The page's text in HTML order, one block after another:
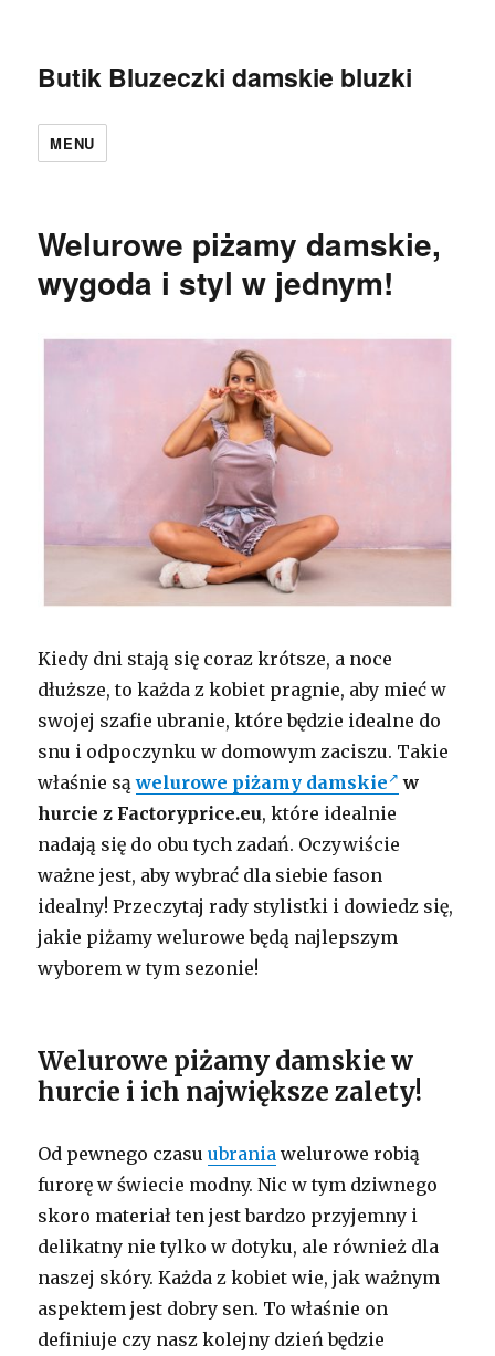
Butik Bluzeczki damskie bluzki
MENU
Welurowe piżamy damskie,
wygoda i styl w jednym!
Kiedy dni stają się coraz krótsze, a noce
dłuższe, to każda z kobiet pragnie, aby mieć w
swojej szafie ubranie, które będzie idealne do
snu i odpoczynku w domowym zaciszu. Takie
właśnie sąwelurowe piżamy damskie
w
hurcie z Factoryprice.eu, które idealnie
nadają się do obu tych zadań. Oczywiście
ważne jest, aby wybrać dla siebie fason
idealny! Przeczytaj rady stylistki i dowiedz się,
jakie piżamy welurowe będą najlepszym
wyborem w tym sezonie!
Welurowe piżamy damskie w
hurcie i ich największe zalety!
Od pewnego czasuubrania welurowe robią
furorę w świecie modny. Nic w tym dziwnego
skoro materiał ten jest bardzo przyjemny i
delikatny nie tylko w dotyku, ale również dla
naszej skóry. Każda z kobiet wie, jak ważnym
aspektem jest dobry sen. To właśnie on
definiuje czy nasz kolejny dzień będzie